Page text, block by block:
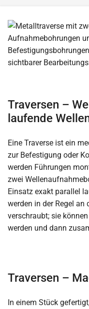
Traversen –
laufende
Eine Traverse ist ein
zur Befestigung oder
werden Führungen
zwei
Einsatz exakt parallel
werden in der Regel
verschraubt; sie
werden und dann
Traversen –
In einem Stück